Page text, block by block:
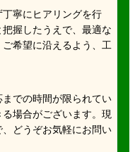
寧にヒアリングを行
握したうえで、最適な
希望に沿えるよう、工
での時間が限られてい
場合がございます。現
どうぞお気軽にお問い